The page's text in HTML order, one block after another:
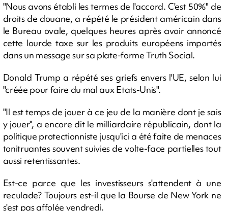
"Nous avons établi les termes de l'accord. C'est 50%" de
droits de douane, a répété le président américain dans
le Bureau ovale, quelques heures après avoir annoncé
cette lourde taxe sur les produits européens importés
dans un message sur sa plate-forme Truth Social.
Donald Trump a répété ses griefs envers l'UE, selon lui
"créée pour faire du mal aux Etats-Unis".
"Il est temps de jouer à ce jeu de la manière dont je sais
y jouer", a encore dit le milliardaire républicain, dont la
politique protectionniste jusqu'ici a été faite de menaces
tonitruantes souvent suivies de volte-face partielles tout
aussi retentissantes.
Est-ce parce que les investisseurs s'attendent à une
reculade? Toujours est-il que la Bourse de New York ne
s'est pas affolée vendredi.